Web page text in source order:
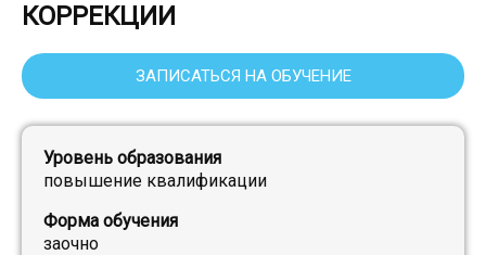
КОРРЕКЦИИ
ЗАПИСАТЬСЯ НА ОБУЧЕНИЕ
Уровень образования
повышение квалификации
Форма обучения
заочно